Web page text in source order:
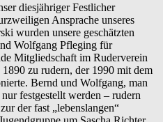
diesjähriger Festlicher
Ansprache unseres
wurden unsere geschätzten
Wolfgang Pfleging für
Mitgliedschaft im Ruderverein
zu rudern, der 1990 mit dem
Bernd und Wolfgang, man
festgestellt werden – rudern
der fast „lebenslangen“